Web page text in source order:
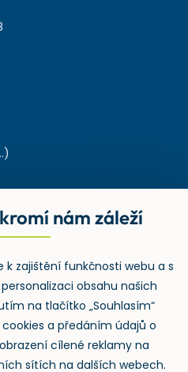
v odpadechnám záleží
k zajištění funkčnosti webu a s
obsahu našich
na tlačítko „Souhlasím“
a předáním údajů o
cílené reklamy na
sítích na dalších webech.